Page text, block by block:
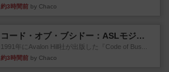
約3時間前 by Chaco
コード・オブ・ブシドー：ASLモジュール8
1991年にAvalon Hill社が出版した『Code of Bus...
約3時間前 by Chaco